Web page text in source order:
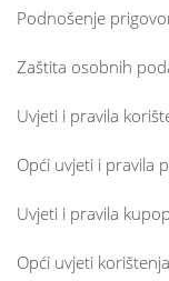
Podnošenje
Zaštita osobnih
Uvjeti i pravila
Opći uvjeti i pravila
Uvjeti i pravila
Opći uvjeti